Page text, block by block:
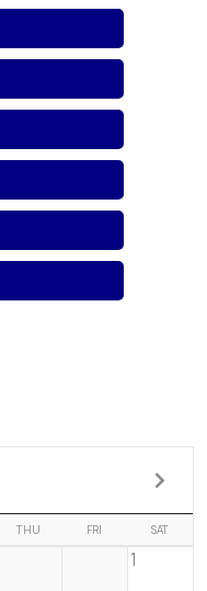
THU FRI SAT
1